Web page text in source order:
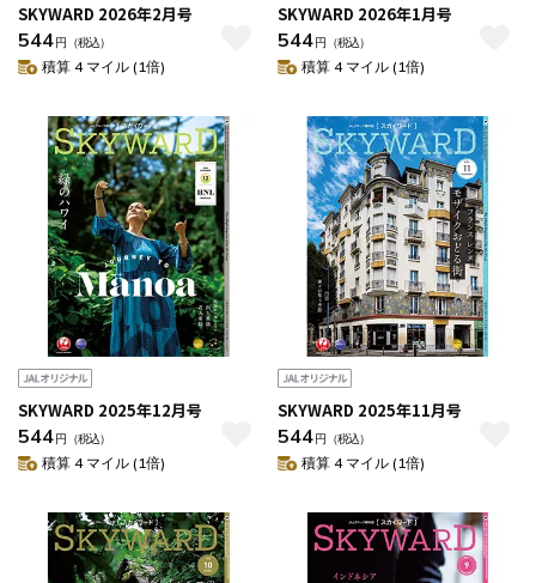
SKYWARD 2026年2月号
544円 （税込）
積算 4 マイル (1倍)
SKYWARD 2026年1月号
544円 （税込）
積算 4 マイル (1倍)
SKYWARD 2025年12月号
544円 （税込）
積算 4 マイル (1倍)
SKYWARD 2025年11月号
544円 （税込）
積算 4 マイル (1倍)